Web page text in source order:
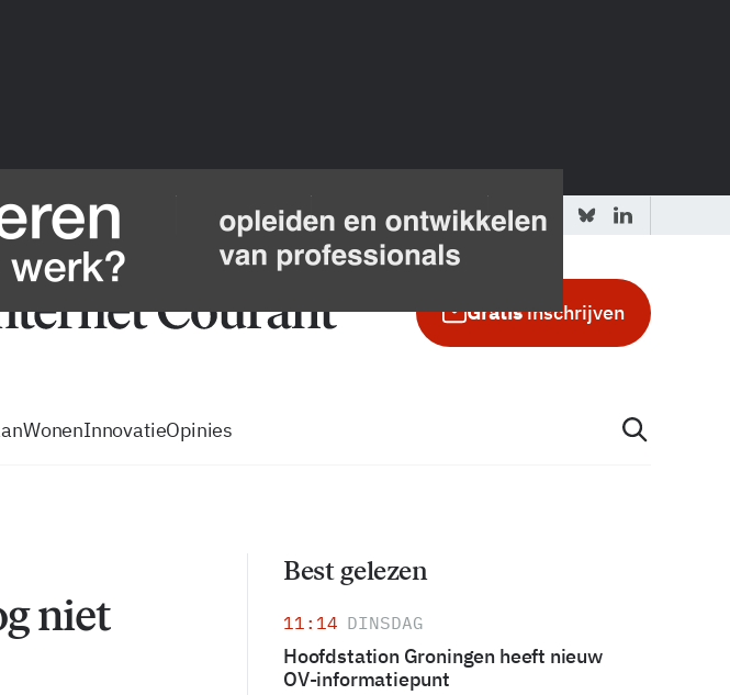
Tip de redactie Adverteren in de GIC
Gratisinschrijven
WonenInnovatieOpinies
niet
Best gelezen
11:14 DINSDAG
Hoofdstation Groningen heeft nieuw
OV-informatiepunt